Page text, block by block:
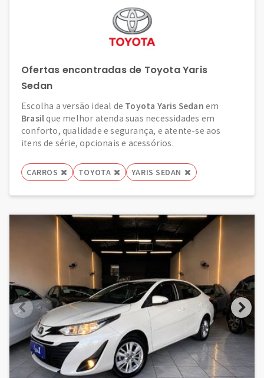
Ofertas encontradas de Toyota Yaris
Sedan
Escolha a versão ideal de Toyota Yaris Sedan em
Brasilque melhor atenda suas necessidades em
conforto, qualidade e segurança, e atente-se aos
itens de série, opcionais e acessórios.
CARROS TOYOTA YARIS SEDAN